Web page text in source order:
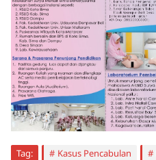
Tag: Kasus Pencabulan